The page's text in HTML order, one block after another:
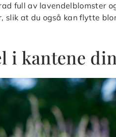
full av lavendelblomster
at du også kan flytte
i kantene